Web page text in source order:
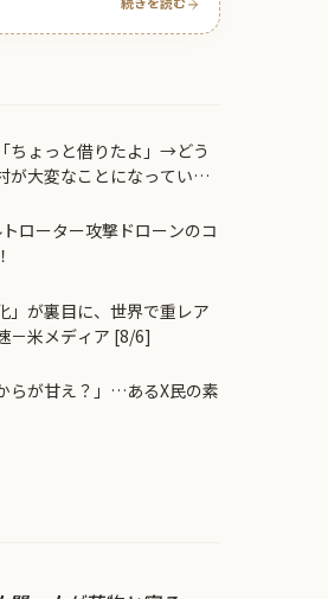
ちょっと借りたよ」→どう
が大変なことになってい
ローター攻撃ドローンのコ
」が裏目に、世界で重レア
－米メディア [8/6]
らが甘え？」…あるX民の素